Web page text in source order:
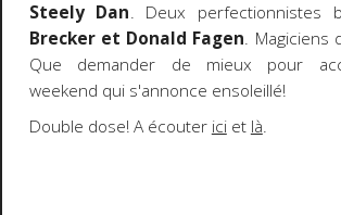
Steely Dan. Deux perfectionnistes
Brecker et Donald Fagen. Magiciens
Que demander de mieux pour
weekend qui s'annonce ensoleillé!
Double dose! A écouter iciet là.